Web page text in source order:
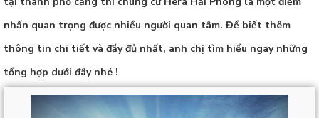
rao
nhấn quan trọng được nhiều người quan tâm. Để biết thêm
thông tin chi tiết và đầy đủ nhất, anh chị tìm hiểu ngay những
tổng hợp dưới đây nhé !